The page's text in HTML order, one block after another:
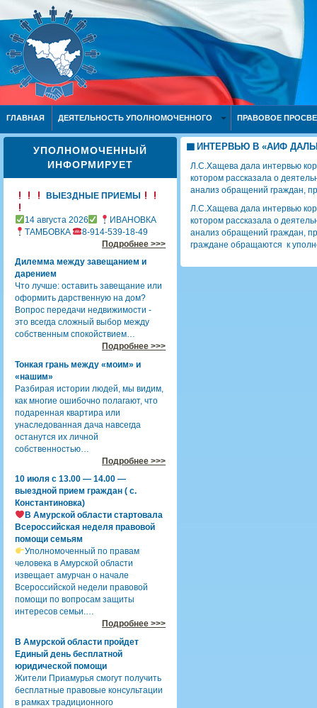
ГЛАВНАЯ ДЕЯТЕЛЬНОСТЬ УПОЛНОМОЧЕННОГО ПРАВОВОЕ
УПОЛНОМОЧЕННЫЙ
ИНФОРМИРУЕТ
ВЫЕЗДНЫЕ ПРИЕМЫ
14 августа 2026
ИВАНОВКА
ТАМБОВКА
8-914-539-18-49
Подробнее >>>
Дилемма между завещанием и
дарением
Что лучше: оставить завещание или
оформить дарственную на дом?
Вопрос передачи недвижимости -
это всегда сложный выбор между
собственным спокойствием…
Подробнее >>>
Тонкая грань между «моим» и
«нашим»
Разбирая истории людей, мы видим,
как многие ошибочно полагают, что
подаренная квартира или
унаследованная дача навсегда
останутся их личной
собственностью…
Подробнее >>>
10 июля с 13.00 — 14.00 —
выездной прием граждан ( с.
Константиновка)
В Амурской области стартовала
Всероссийская неделя правовой
помощи семьям
Уполномоченный по правам
человека в Амурской области
извещает амурчан о начале
Всероссийской недели правовой
помощи по вопросам защиты
интересов семьи.…
Подробнее >>>
В Амурской области пройдет
Единый день бесплатной
юридической помощи
Жители Приамурья смогут получить
бесплатные правовые консультации
в рамках традиционного
ИНТЕРВЬЮ В «АИФ
Л.С.Хащева дала интервью
котором рассказала о
анализ обращений граждан,
Л.С.Хащева дала интервью
котором рассказала о
анализ обращений граждан,
граждане обращаются к